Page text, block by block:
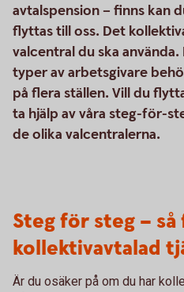
avtalspension – finns kan
flyttas till oss. Det
valcentral du ska
typer av arbetsgivare
på flera ställen. Vill du
ta hjälp av våra steg-för-
de olika valcentralerna.
Steg för steg –
kollektivavtalad
Är du osäker på om du har